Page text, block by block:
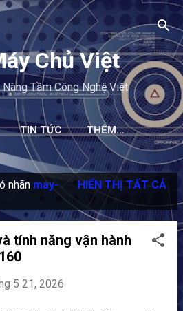
đến nội dung chính
Chủ Việt
Tầm Công Nghệ Việt
TIN TỨC THÊM…
nhãn may-
HIỂN THỊ TẤT CẢ
tính năng vận hành
5 21, 2026